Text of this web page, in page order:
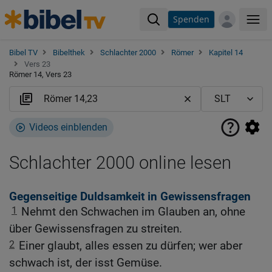
Spenden
Bibel TV Bibelthek Schlachter 2000 Römer
Kapitel 14
Vers 23
Römer 14, Vers 23
Videos einblenden
Schlachter 2000 online lesen
Gegenseitige Duldsamkeit in Gewissensfragen
1
Nehmt den Schwachen im Glauben an, ohne
über Gewissensfragen zu streiten.
2 Einer glaubt, alles essen zu dürfen; wer aber
schwach ist, der isst Gemüse.